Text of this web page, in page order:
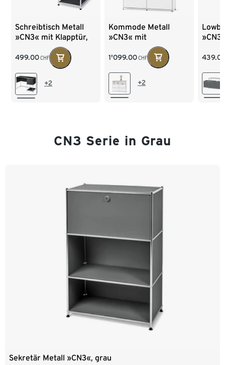
Schreibtisch Metall
»CN3« mit Klapptür,
499.00CHF
+2
Kommode Metall
»CN3« mit
versetzbaren
Klappenfächern, weiss
1'099.00CHF
+2
CN3 Serie in Grau
Sekretär Metall »CN3«, grau